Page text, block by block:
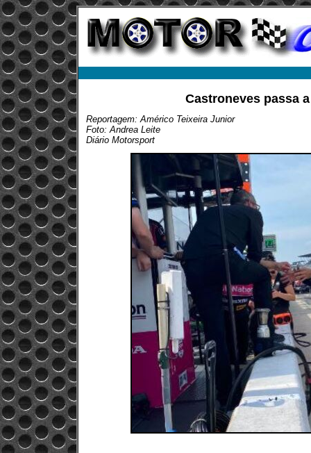
Castroneves passa
Reportagem: Américo Teixeira Junior
Foto: Andrea Leite
Diário Motorsport